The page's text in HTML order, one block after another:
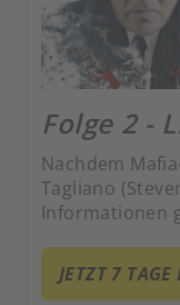
Folge 2 -
Nachdem
Tagliano
Informationen
wählt er das
JETZT 7 TAGE